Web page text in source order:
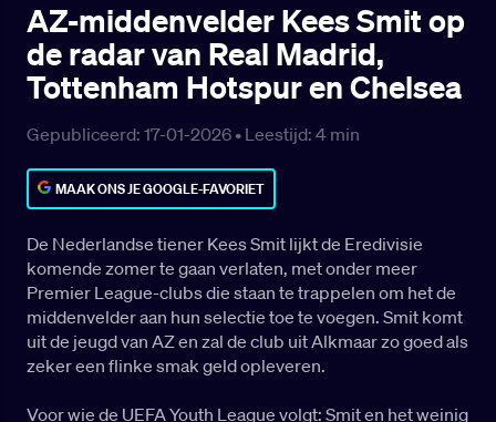
AZ-middenvelder Kees Smit op
de radar van Real Madrid,
Tottenham Hotspur en Chelsea
Gepubliceerd: 17-01-2026 • Leestijd: 4 min
MAAK ONS JE GOOGLE-FAVORIET
De Nederlandse tiener Kees Smit lijkt de Eredivisie
komende zomer te gaan verlaten, met onder meer
Premier League-clubs die staan te trappelen om het de
middenvelder aan hun selectie toe te voegen. Smit komt
uit de jeugd van AZ en zal de club uit Alkmaar zo goed als
zeker een flinke smak geld opleveren.
Voor wie de UEFA Youth League volgt: Smit en het weinig